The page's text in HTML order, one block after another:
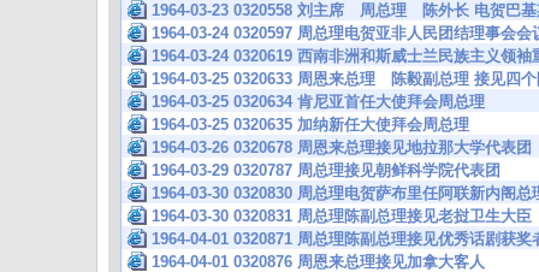
1964-03-23 0320558 刘主席 周总理 陈外长 电贺巴基
1964-03-24 0320597 周总理电贺亚非人民团结理事会会
1964-03-24 0320619 西南非洲和斯威士兰民族主义领
1964-03-25 0320633 周恩来总理 陈毅副总理 接见四
1964-03-25 0320634 肯尼亚首任大使拜会周总理
1964-03-25 0320635 加纳新任大使拜会周总理
1964-03-26 0320678 周恩来总理接见地拉那大学代表团
1964-03-29 0320787 周总理接见朝鲜科学院代表团
1964-03-30 0320830 周总理电贺萨布里任阿联新内阁总
1964-03-30 0320831 周总理陈副总理接见老挝卫生大臣
1964-04-01 0320871 周总理陈副总理接见优秀话剧获奖
1964-04-01 0320876 周恩来总理接见加拿大客人